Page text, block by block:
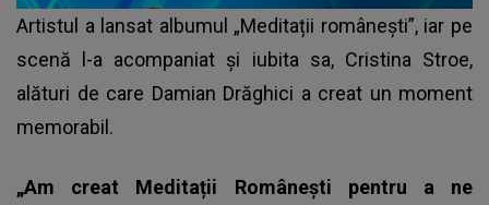
Artistul a lansat albumul „Meditații românești”, iar pe
scenă l-a acompaniat și iubita sa, Cristina Stroe,
alături de care Damian Drăghici a creat un moment
memorabil.
„Am creat Meditații Românești pentru a ne